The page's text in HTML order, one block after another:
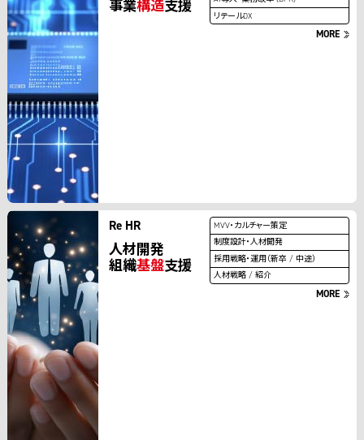
事業構造支援
リテールDX
MORE
Re HR
人材開発
組織基盤支援
MVV・カルチャー策定
制度設計・人材開発
採用戦略・運用（新卒 / 中途）
人材戦略 / 紹介
MORE